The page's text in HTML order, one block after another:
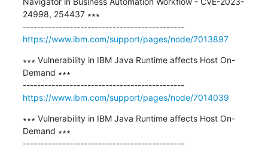
24998, 254437 ∗∗∗
---------------------------------------------
https://www.ibm.com/support/pages/node/7013897
∗∗∗ Vulnerability in IBM Java Runtime affects Host On-
Demand ∗∗∗
---------------------------------------------
https://www.ibm.com/support/pages/node/7014039
∗∗∗ Vulnerability in IBM Java Runtime affects Host On-
Demand ∗∗∗
---------------------------------------------